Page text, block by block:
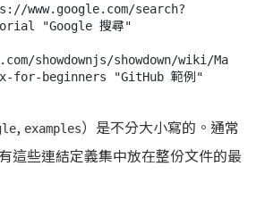
www.google.com/search?
"Google 搜尋"
showdownjs/showdown/wiki/Ma
for-beginners "GitHub 範例"
, examples）是不分大小寫的。通常
這些連結定義集中放在整份文件的最